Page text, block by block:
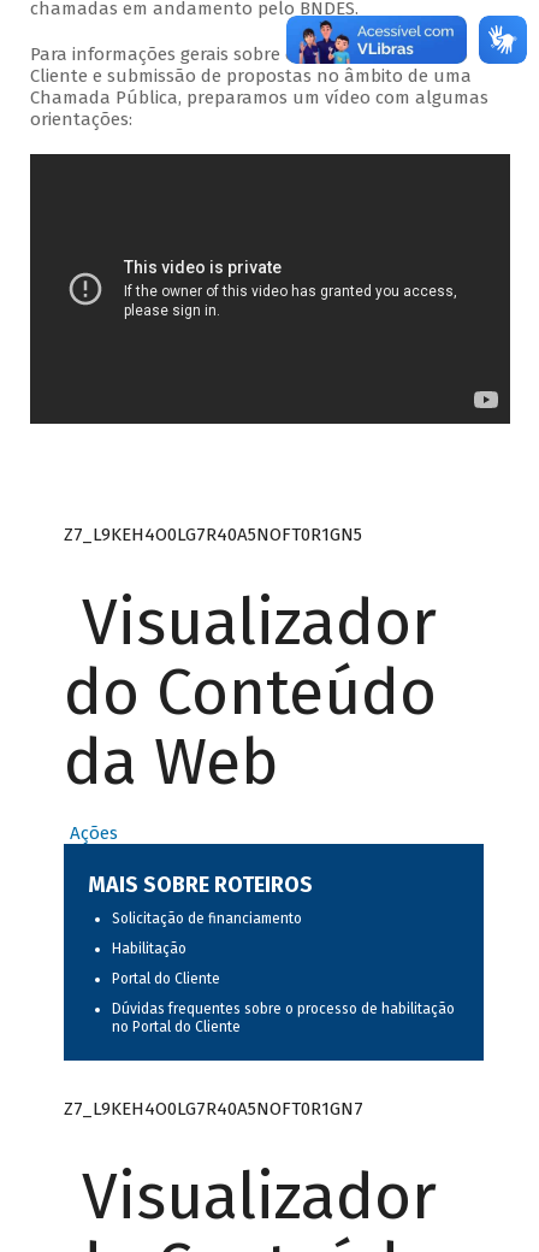
chamadas em andamento pelo BNDES.
Para informações gerais sobre o acesso ao Portal do
Cliente e submissão de propostas no âmbito de uma
Chamada Pública, preparamos um vídeo com algumas
orientações:
Z7_L9KEH4O0LG7R40A5NOFT0R1GN5
Visualizador
do Conteúdo
da Web
Ações
MAIS SOBRE ROTEIROS
Solicitação de financiamento
Habilitação
Portal do Cliente
Dúvidas frequentes sobre o processo de habilitação
no Portal do Cliente
Z7_L9KEH4O0LG7R40A5NOFT0R1GN7
Visualizador